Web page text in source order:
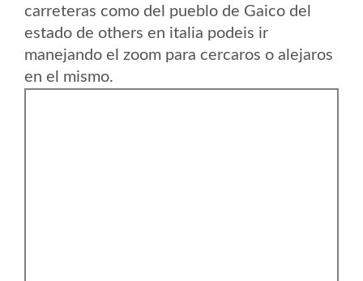
carreteras como del pueblo de Gaico del
estado de others en italia podeis ir
manejando el zoom para cercaros o alejaros
en el mismo.